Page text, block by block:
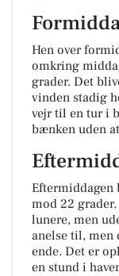
Hen over
omkring
grader. Det
vinden stadig
vejr til en tur i
bænken uden
Eftermiddagen
mod 22
lunere, men
anelse til, men
ende. Det er
en stund i